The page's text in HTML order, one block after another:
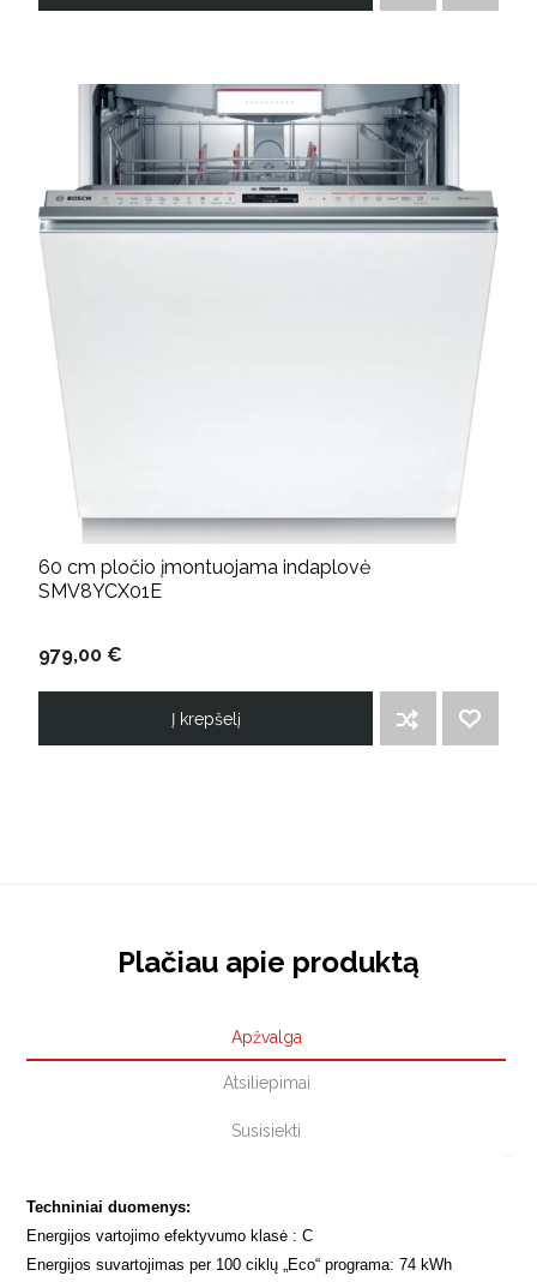
60 cm pločio įmontuojama indaplovė
SMV8YCX01E
979,00 €
Į krepšelį
Plačiau apie produktą
Apžvalga
Atsiliepimai
Susisiekti
Techniniai duomenys:
Energijos vartojimo efektyvumo klasė : C
Energijos suvartojimas per 100 ciklų „Eco“ programa: 74 kWh